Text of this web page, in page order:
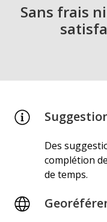
Sans frais
Des
complétion
de temps.